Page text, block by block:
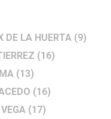
DE LA HUERTA (9)
(16)
(13)
(16)
(17)